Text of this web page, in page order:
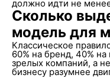
должно идти не
Сколько
модель для
Классическое
60% на бренд, 40%
зрелых компаний, а
бизнесу разумнее